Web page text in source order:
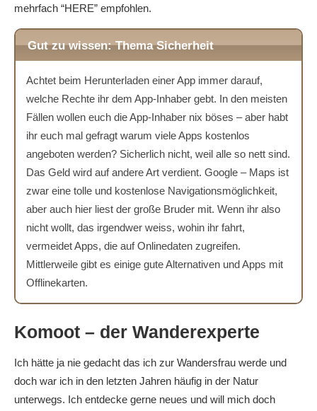
mehrfach “HERE” empfohlen.
Gut zu wissen: Thema Sicherheit
Achtet beim Herunterladen einer App immer darauf,
welche Rechte ihr dem App-Inhaber gebt. In den meisten
Fällen wollen euch die App-Inhaber nix böses – aber habt
ihr euch mal gefragt warum viele Apps kostenlos
angeboten werden? Sicherlich nicht, weil alle so nett sind.
Das Geld wird auf andere Art verdient. Google – Maps ist
zwar eine tolle und kostenlose Navigationsmöglichkeit,
aber auch hier liest der große Bruder mit. Wenn ihr also
nicht wollt, das irgendwer weiss, wohin ihr fahrt,
vermeidet Apps, die auf Onlinedaten zugreifen.
Mittlerweile gibt es einige gute Alternativen und Apps mit
Offlinekarten.
Komoot – der Wanderexperte
Ich hätte ja nie gedacht das ich zur Wandersfrau werde und
doch war ich in den letzten Jahren häufig in der Natur
unterwegs. Ich entdecke gerne neues und will mich doch